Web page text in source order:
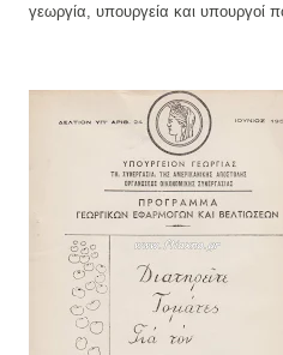
γεωργία, υπουργεία και υπουργοί